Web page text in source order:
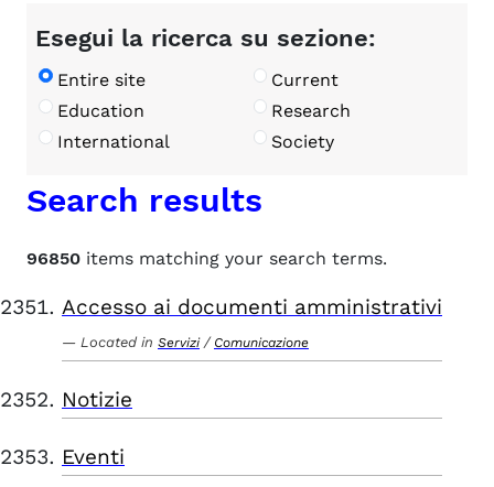
Esegui la ricerca su sezione:
Entire site
Current
Education
Research
International
Society
Search results
96850 items matching your search terms.
Accesso ai documenti amministrativi
Located in Servizi / Comunicazione
Notizie
Eventi